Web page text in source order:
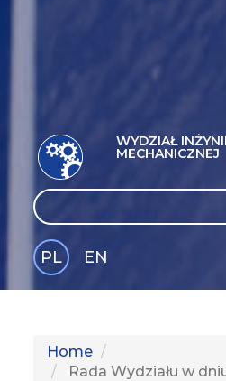
WYDZIAŁ
MECHANICZNEJ
Search
PL
EN
Home
Rada Wydziału w